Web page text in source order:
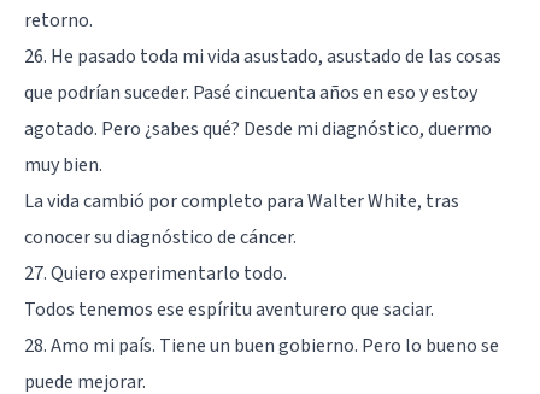
retorno.
26. He pasado toda mi vida asustado, asustado de las cosas
que podrían suceder. Pasé cincuenta años en eso y estoy
agotado. Pero ¿sabes qué? Desde mi diagnóstico, duermo
muy bien.
La vida cambió por completo para Walter White, tras
conocer su diagnóstico de cáncer.
27. Quiero experimentarlo todo.
Todos tenemos ese espíritu aventurero que saciar.
28. Amo mi país. Tiene un buen gobierno. Pero lo bueno se
puede mejorar.